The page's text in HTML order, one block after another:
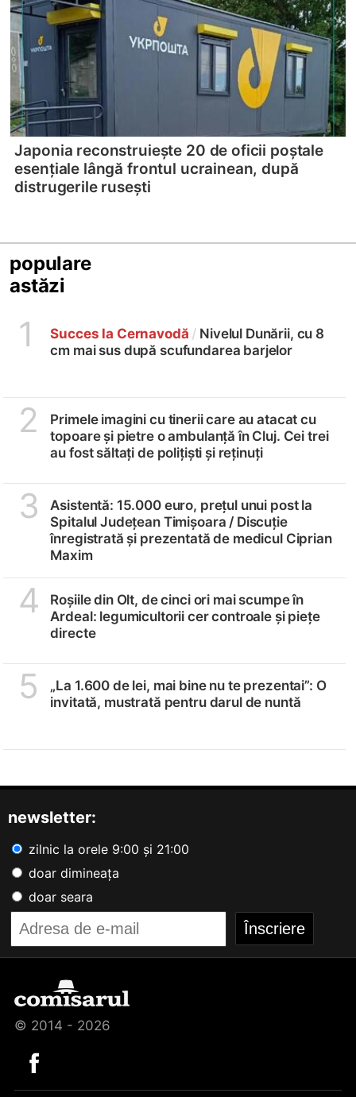
Japonia reconstruiește 20 de oficii poștale
esențiale lângă frontul ucrainean, după
distrugerile rusești
populare
astăzi
1 Succes la Cernavodă / Nivelul Dunării, cu 8
cm mai sus după scufundarea barjelor
2
Primele imagini cu tinerii care au atacat cu
topoare și pietre o ambulanță în Cluj. Cei trei
au fost săltați de polițiști și reținuți
3
Asistentă: 15.000 euro, prețul unui post la
Spitalul Județean Timișoara / Discuție
înregistrată și prezentată de medicul Ciprian
Maxim
4
Roșiile din Olt, de cinci ori mai scumpe în
Ardeal: legumicultorii cer controale și piețe
directe
5
„La 1.600 de lei, mai bine nu te prezentai”: O
invitată, mustrată pentru darul de nuntă
newsletter:
zilnic la orele 9:00 și 21:00
doar dimineața
doar seara
© 2014 - 2026